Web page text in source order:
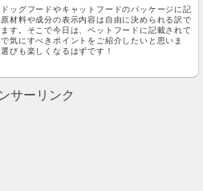
ッグフードやキャットフードのパッケージに記
材料や成分の表示内容は自由に決められる訳で
す。そこで今日は、ペットフードに記載されて
気にすべきポイントをご紹介したいと思いま
びも楽しくなるはずです！
サーリンク